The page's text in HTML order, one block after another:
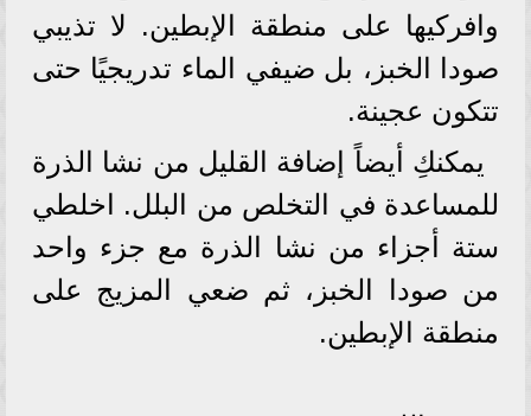
وافركيها على منطقة الإبطين. لا تذيبي
صودا الخبز، بل ضيفي الماء تدريجيًا حتى
تتكون عجينة.
يمكنكِ أيضاً إضافة القليل من نشا الذرة
للمساعدة في التخلص من البلل. اخلطي
ستة أجزاء من نشا الذرة مع جزء واحد
من صودا الخبز، ثم ضعي المزيج على
منطقة الإبطين.